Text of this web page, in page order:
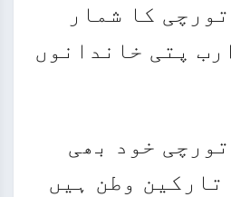
کا شمار
پتی خاندانوں
خود بھی
تارکین وطن ہیں